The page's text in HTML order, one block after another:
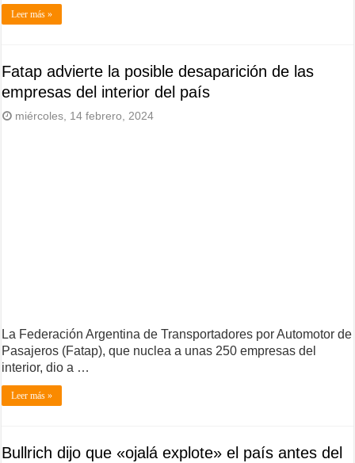
Leer más »
Fatap advierte la posible desaparición de las
empresas del interior del país
miércoles, 14 febrero, 2024
La Federación Argentina de Transportadores por Automotor de
Pasajeros (Fatap), que nuclea a unas 250 empresas del
interior, dio a …
Leer más »
Bullrich dijo que «ojalá explote» el país antes del